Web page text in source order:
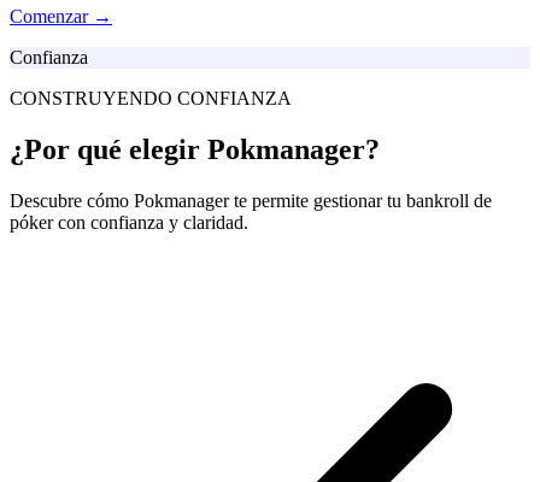
Comenzar →
Confianza
CONSTRUYENDO CONFIANZA
¿Por qué elegir Pokmanager?
Descubre cómo Pokmanager te permite gestionar tu bankroll de
póker con confianza y claridad.